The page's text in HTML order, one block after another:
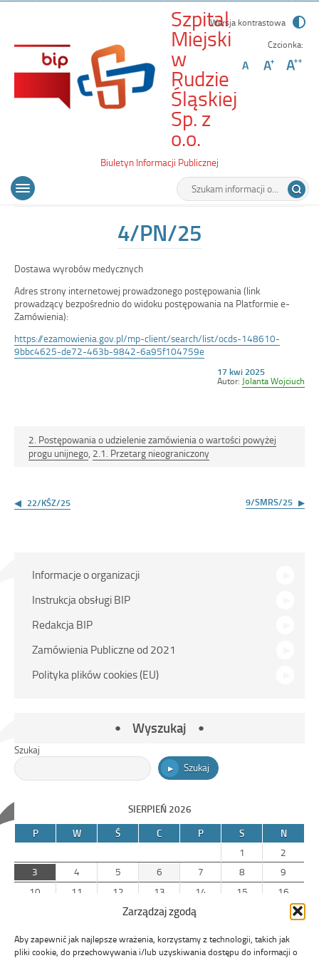
Zarządzaj zgodą
Aby zapewnić jak najlepsze wrażenia, korzystamy z technologii, takich jak
pliki cookie, do przechowywania i/lub uzyskiwania dostępu do informacji o
Szpital
Miejski
w
Rudzie
Śląskiej
Sp. z
o.o.
4/PN/25
Biuletyn Informacji Publicznej
Wersja kontrastowa
Czcionka:
Wyszukiwarka
Tutaj
wpisz
Menu
główne
Otwórz
4/PN/25
Dostawa wyrobów medycznych
Adres strony internetowej prowadzonego postępowania (link
prowadzący bezpośrednio do widoku postępowania na Platformie e-
Zamówienia):
https://ezamowienia.gov.pl/mp-client/search/list/ocds-148610-
9bbc4625-de72-463b-9842-6a95f104759e
Opublikowano
w
17 kwi 2025
Autor: Jolanta Wojciuch
2. Postępowania o udzielenie zamówienia o wartości powyżej
progu unijnego, 2.1. Przetarg nieograniczony
wpisu
22/KŚZ/25 9/SMRS/25
Menu
główne
Informacje o organizacji
Instrukcja obsługi BIP
Redakcja BIP
Zamówienia Publiczne od 2021
Polityka plików cookies (EU)
Wyszukaj
Szukaj
Szukaj
SIERPIEŃ 2026
P
W Ś C P S
N
1
2
3
4 5 6 7 8
9
10
11 12 13 14 15
16
19 20 21
31